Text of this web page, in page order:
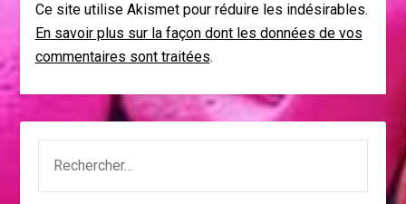
Ce site utilise Akismet pour réduire les indésirables.
En savoir plus sur la façon dont les données de vos
commentaires sont traitées.